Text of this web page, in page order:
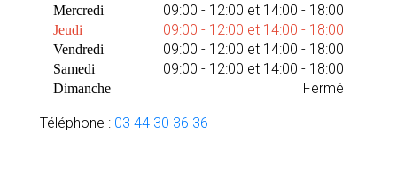
Mercredi 09:00 - 12:00 et 14:00 - 18:00
Jeudi 09:00 - 12:00 et 14:00 - 18:00
Vendredi 09:00 - 12:00 et 14:00 - 18:00
Samedi 09:00 - 12:00 et 14:00 - 18:00
Dimanche Fermé
Téléphone : 03 44 30 36 36